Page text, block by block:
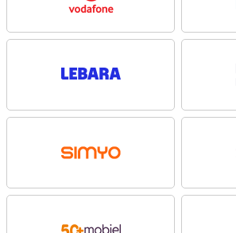
Krachtige prestaties
processor. In combinatie met 8GB
bestanden. Dankzij Android 16 ontvang je
updates en 4.5 jaar beveiligingsupdates. Zo
Met de 50MP hoofdcamera met optische
scherpe foto’s. De 13MP ultragroothoeklens
voorzijde. Je filmt in 4K met 30fps en
gecertificeerde kleuren leg je beelden